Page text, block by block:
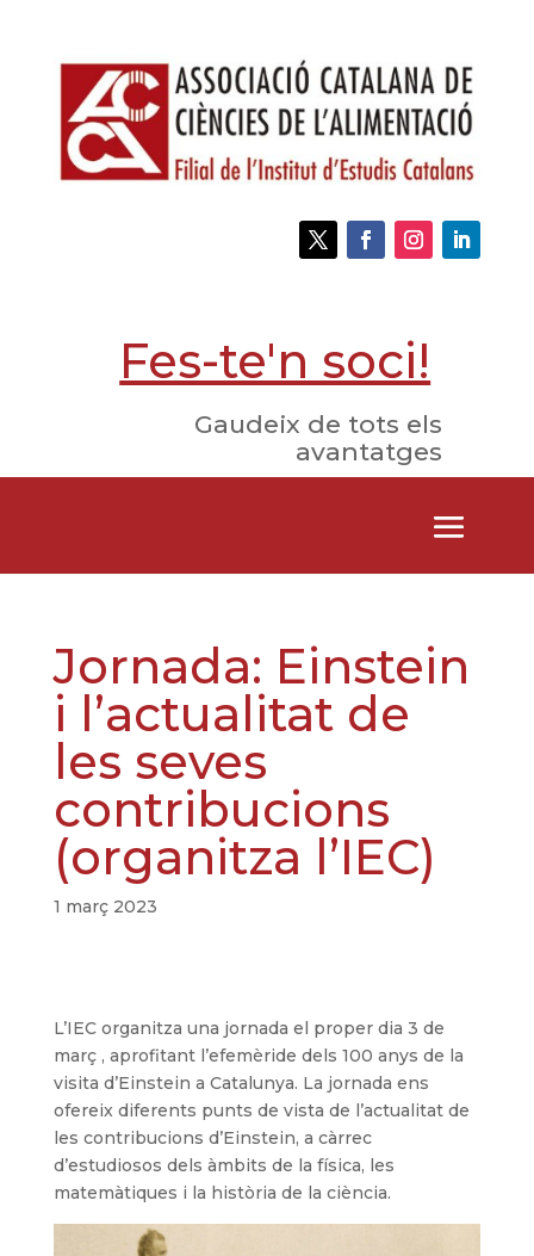
Fes-te'n soci!
Gaudeix de tots els
avantatges
Jornada: Einstein
i l’actualitat de
les seves
contribucions
(organitza l’IEC)
1 març 2023
L’IEC organitza una jornada el proper dia 3 de
març , aprofitant l’efemèride dels 100 anys de la
visita d’Einstein a Catalunya. La jornada ens
ofereix diferents punts de vista de l’actualitat de
les contribucions d’Einstein, a càrrec
d’estudiosos dels àmbits de la física, les
matemàtiques i la història de la ciència.